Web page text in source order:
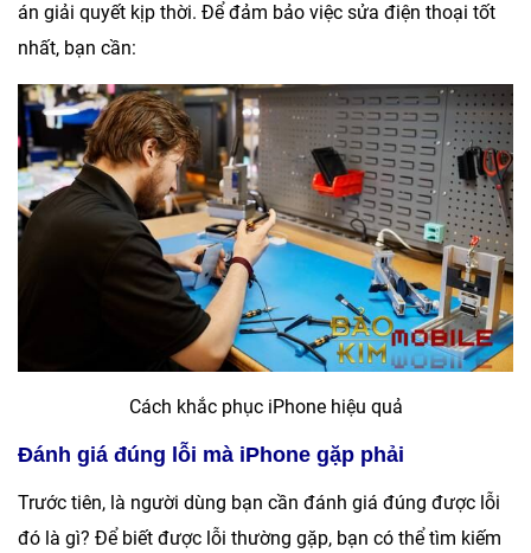
án giải quyết kịp thời. Để đảm bảo việc sửa điện thoại tốt
nhất, bạn cần:
Cách khắc phục iPhone hiệu quả
Đánh giá đúng lỗi mà iPhone gặp phải
Trước tiên, là người dùng bạn cần đánh giá đúng được lỗi
đó là gì? Để biết được lỗi thường gặp, bạn có thể tìm kiếm